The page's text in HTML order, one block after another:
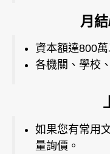
月
資本額達800
各機關、學校
如果您有常用
量詢價。